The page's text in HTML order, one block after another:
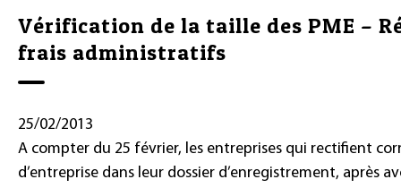
Vérification de la taille des PME –
frais administratifs
25/02/2013
A compter du 25 février, les entreprises qui rectifient
d’entreprise dans leur dossier d’enregistrement, après